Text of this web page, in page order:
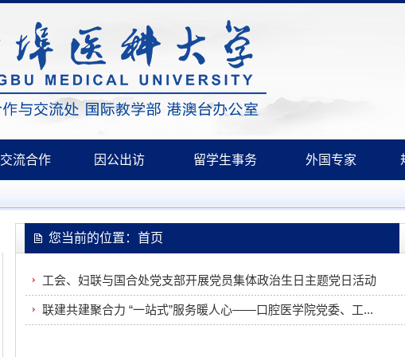
交流合作 因公出访 留学生事务 外国专家
您当前的位置：首页
工会、妇联与国合处党支部开展党员集体政治生日主题党日活动
联建共建聚合力 “一站式”服务暖人心——口腔医学院党委、工...